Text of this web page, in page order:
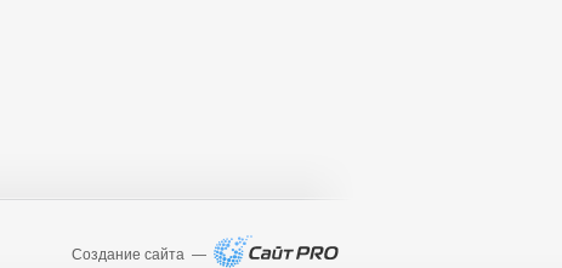
Создание сайта —